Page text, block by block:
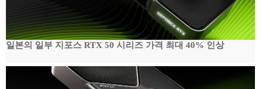
일본의 일부 지포스 RTX 50 시리즈 가격 최대 40% 인상